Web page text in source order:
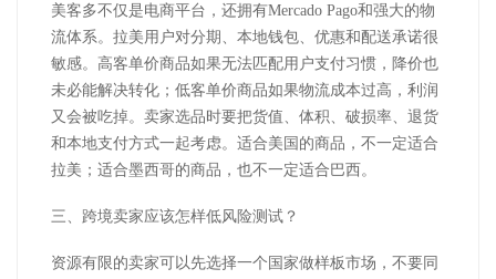
美客多不仅是电商平台，还拥有Mercado Pago和强大的物
流体系。拉美用户对分期、本地钱包、优惠和配送承诺很
敏感。高客单价商品如果无法匹配用户支付习惯，降价也
未必能解决转化；低客单价商品如果物流成本过高，利润
又会被吃掉。卖家选品时要把货值、体积、破损率、退货
和本地支付方式一起考虑。适合美国的商品，不一定适合
拉美；适合墨西哥的商品，也不一定适合巴西。
三、跨境卖家应该怎样低风险测试？
资源有限的卖家可以先选择一个国家做样板市场，不要同